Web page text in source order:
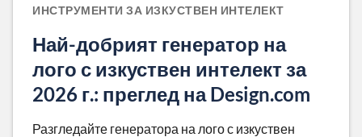
ИНСТРУМЕНТИ ЗА ИЗКУСТВЕН ИНТЕЛЕКТ
Най-добрият генератор на
лого с изкуствен интелект за
2026 г.: преглед на Design.com
Разгледайте генератора на лого с изкуствен